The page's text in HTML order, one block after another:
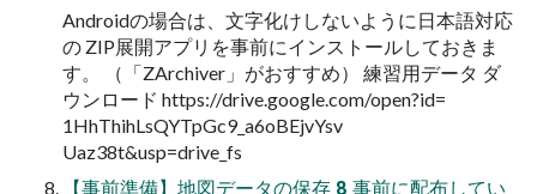
Androidの場合は、文字化けしないように日本語対応
の ZIP展開アプリを事前にインストールしておきま
す。 （「ZArchiver」がおすすめ） 練習用データ ダ
ウンロード https://drive.google.com/open?id=
1HhThihLsQYTpGc9_a6oBEjvYsv
Uaz38t&usp=drive_fs
【事前準備】地図データの保存 8 事前に配布してい